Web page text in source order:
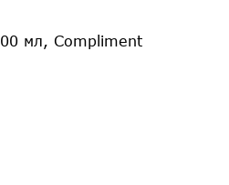
мл, Compliment